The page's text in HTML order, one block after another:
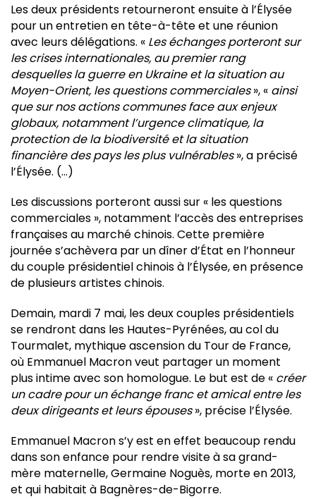
Les deux présidents retourneront ensuite à l’Élysée
pour un entretien en tête-à-tête et une réunion
avec leurs délégations. « Les échanges porteront sur
les crises internationales, au premier rang
desquelles la guerre en Ukraine et la situation au
Moyen-Orient, les questions commerciales», « ainsi
que sur nos actions communes face aux enjeux
globaux, notamment l’urgence climatique, la
protection de la biodiversité et la situation
financière des pays les plus vulnérables», a précisé
l’Élysée. (…)
Les discussions porteront aussi sur « les questions
commerciales », notamment l’accès des entreprises
françaises au marché chinois. Cette première
journée s’achèvera par un dîner d’État en l’honneur
du couple présidentiel chinois à l’Élysée, en présence
de plusieurs artistes chinois.
Demain, mardi 7 mai, les deux couples présidentiels
se rendront dans les Hautes-Pyrénées, au col du
Tourmalet, mythique ascension du Tour de France,
où Emmanuel Macron veut partager un moment
plus intime avec son homologue. Le but est de « créer
un cadre pour un échange franc et amical entre les
deux dirigeants et leurs épouses», précise l’Élysée.
Emmanuel Macron s’y est en effet beaucoup rendu
dans son enfance pour rendre visite à sa grand-
mère maternelle, Germaine Noguès, morte en 2013,
et qui habitait à Bagnères-de-Bigorre.